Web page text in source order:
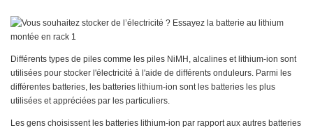
Différents types de piles comme les piles NiMH, alcalines et lithium-ion sont
utilisées pour stocker l'électricité à l'aide de différents onduleurs. Parmi les
différentes batteries, les batteries lithium-ion sont les batteries les plus
utilisées et appréciées par les particuliers.
Les gens choisissent les batteries lithium-ion par rapport aux autres batteries